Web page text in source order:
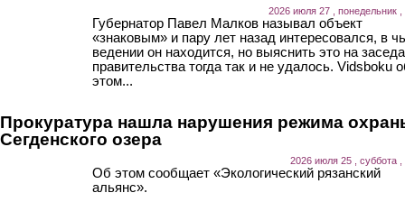
2026 июля 27 , понедельник ,
Губернатор Павел Малков называл объект
«знаковым» и пару лет назад интересовался, в
ведении он находится, но выяснить это на
правительства тогда так и не удалось. Vidsboku
этом...
Прокуратура нашла нарушения режима
Сегденского озера
2026 июля 25 , суббота ,
Об этом сообщает «Экологический рязанский
альянс».